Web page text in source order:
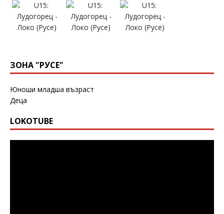
ЗОНА "РУСЕ"
Юноши младша възраст
Деца
LOKOTUBE